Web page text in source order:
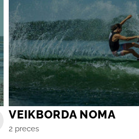
VEIKBORDA NOMA
2 preces